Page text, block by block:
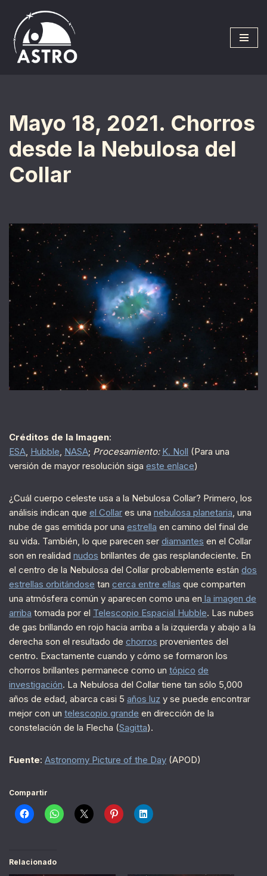
Saltar
al
contenido
Mayo 18, 2021. Chorros
desde la Nebulosa del
Collar
Créditos de la Imagen:
ESA, Hubble, NASA; Procesamiento: K. Noll (Para una
versión de mayor resolución siga este enlace)
¿Cuál cuerpo celeste usa a la Nebulosa Collar? Primero, los
análisis indican que el Collar es una nebulosa planetaria, una
nube de gas emitida por una estrella en camino del final de
su vida. También, lo que parecen ser diamantes en el Collar
son en realidad nudos brillantes de gas resplandeciente. En
el centro de la Nebulosa del Collar probablemente están dos
estrellas orbitándose tan cerca entre ellas que comparten
una atmósfera común y aparecen como una en la imagen de
arriba tomada por el Telescopio Espacial Hubble. Las nubes
de gas brillando en rojo hacia arriba a la izquierda y abajo a la
derecha son el resultado de chorros provenientes del
centro. Exactamente cuando y cómo se formaron los
chorros brillantes permanece como un tópico de
investigación. La Nebulosa del Collar tiene tan sólo 5,000
años de edad, abarca casi 5 años luz y se puede encontrar
mejor con un telescopio grande en dirección de la
constelación de la Flecha (Sagitta).
Fuente: Astronomy Picture of the Day (APOD)
Compartir
Relacionado